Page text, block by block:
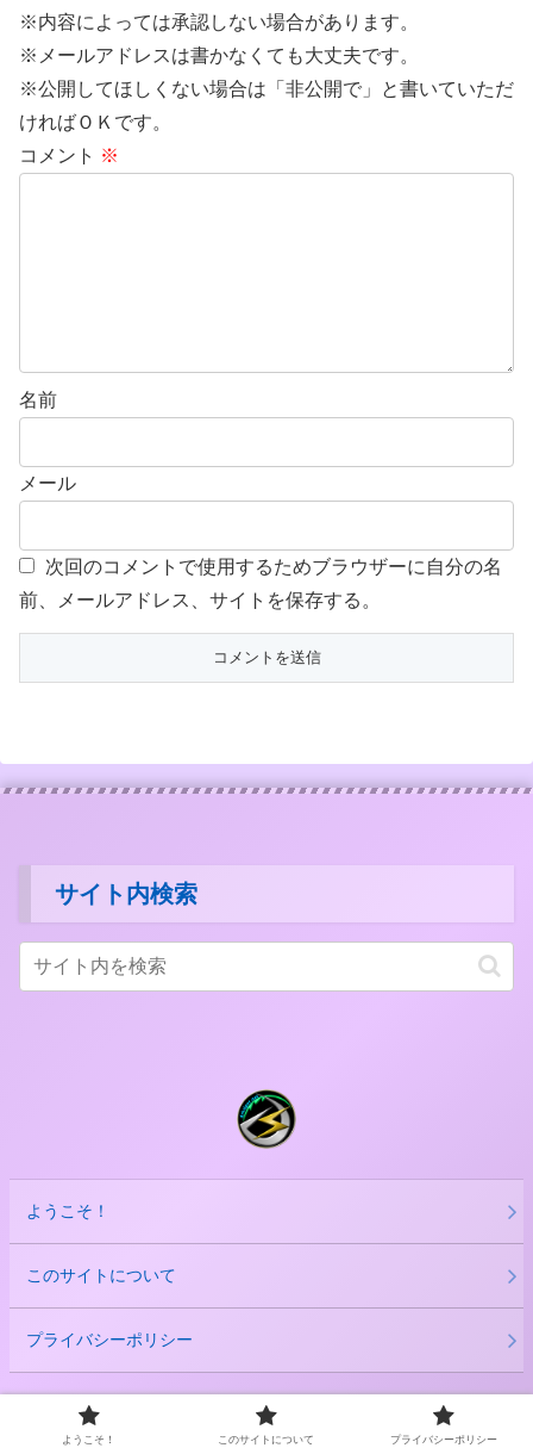
※内容によっては承認しない場合があります。
※メールアドレスは書かなくても大丈夫です。
※公開してほしくない場合は「非公開で」と書いていただ
ければＯＫです。
コメント ※
名前
メール
次回のコメントで使用するためブラウザーに自分の名
前、メールアドレス、サイトを保存する。
サイト内検索
ようこそ！
このサイトについて
プライバシーポリシー
Copyright © 2020-2026 だーくすりいぱ All Rights Reserved.
ようこそ！ このサイトについて プライバシーポリシー